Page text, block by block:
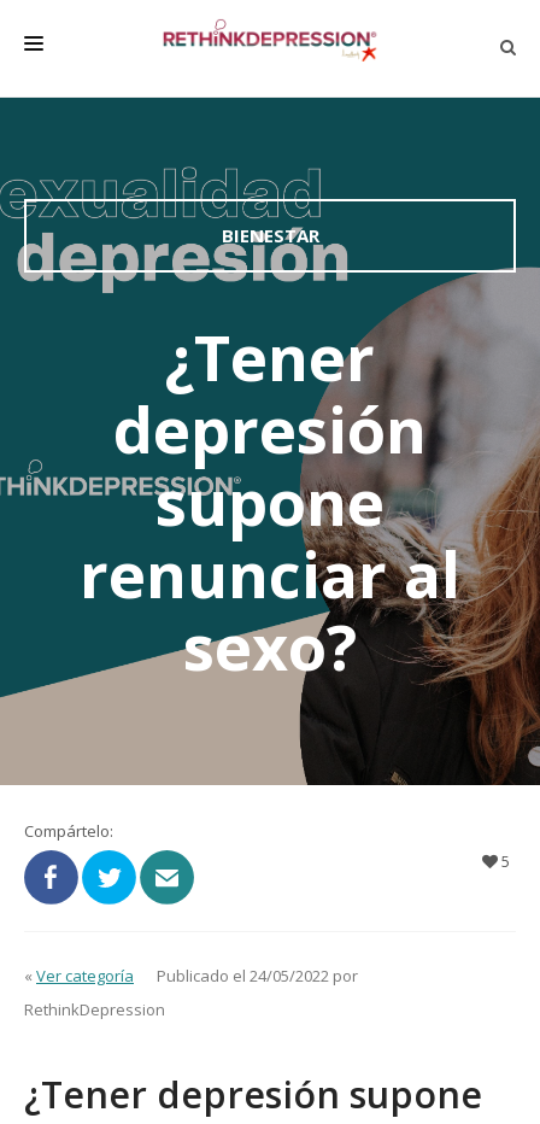
ACERCA DE LA DEPRESIÓN
HABLAR CON LOS DEMÁS
BIENESTAR
DEPRESSÃO SEM RODEIOS
BIENESTAR
¿Tener
depresión
supone
renunciar al
sexo?
Compártelo:
5
« Ver categoría
Publicado el 24/05/2022 por
RethinkDepression
¿Tener depresión supone